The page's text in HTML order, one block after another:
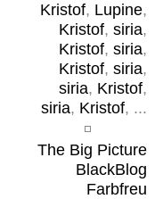
Kristof, Lupine,
Kristof, siria,
Kristof, siria,
Kristof, siria,
siria, Kristof,
siria, Kristof, ...
The Big Picture
BlackBlog
Farbfreu